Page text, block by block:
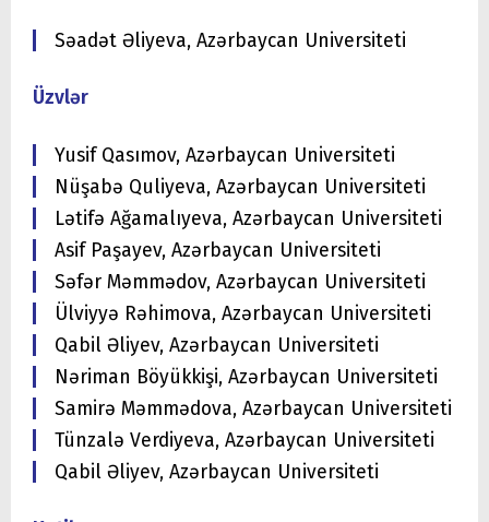
Səadət Əliyeva, Azərbaycan Universiteti
Üzvlər
Yusif Qasımov, Azərbaycan Universiteti
Nüşabə Quliyeva, Azərbaycan Universiteti
Lətifə Ağamalıyeva, Azərbaycan Universiteti
Asif Paşayev, Azərbaycan Universiteti
Səfər Məmmədov, Azərbaycan Universiteti
Ülviyyə Rəhimova, Azərbaycan Universiteti
Qabil Əliyev, Azərbaycan Universiteti
Nəriman Böyükkişi, Azərbaycan Universiteti
Samirə Məmmədova, Azərbaycan Universiteti
Tünzalə Verdiyeva, Azərbaycan Universiteti
Qabil Əliyev, Azərbaycan Universiteti